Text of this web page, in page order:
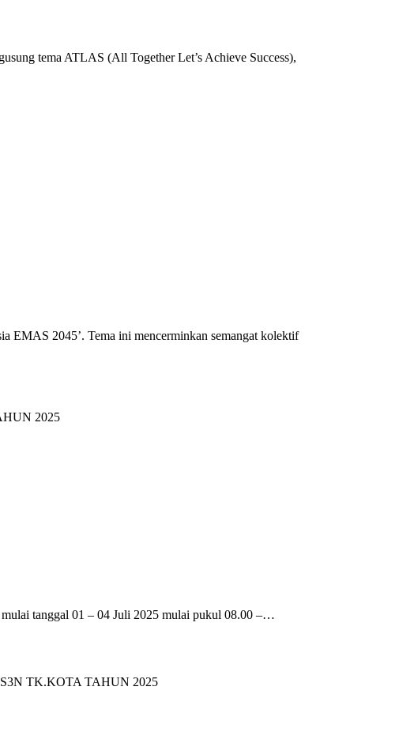
tema ATLAS (All Together Let’s Achieve Success),
EMAS 2045’. Tema ini mencerminkan semangat kolektif
2025
tanggal 01 – 04 Juli 2025 mulai pukul 08.00 –…
TK.KOTA TAHUN 2025